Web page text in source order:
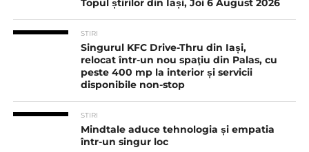
Topul știrilor din Iași, Joi 6 August 2026
STIRI
Singurul KFC Drive-Thru din Iași,
relocat într-un nou spaţiu din Palas, cu
peste 400 mp la interior și servicii
disponibile non-stop
STIRI
Mindtale aduce tehnologia și empatia
într-un singur loc